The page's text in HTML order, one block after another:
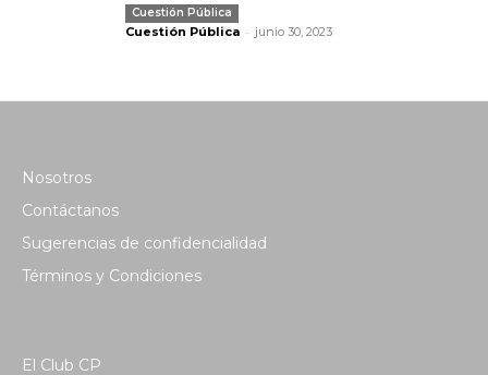
Cuestión Pública
Cuestión Pública - junio 30, 2023
Nosotros
Contáctanos
Sugerencias de confidencialidad
Términos y Condiciones
El Club CP